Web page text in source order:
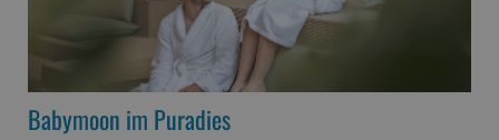
Babymoon im Puradies